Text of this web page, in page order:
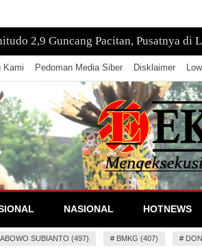
2,9 Guncang Pacitan, Pusatnya di
Kami Pedoman Media Siber Disklaimer
dan Keadilan Informasi
NASIONAL HOTNEWS
SUBIANTO (497) # BMKG (407) #